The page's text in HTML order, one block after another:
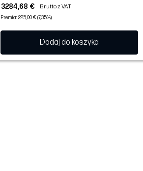
3284,68 € Brutto z VAT
Premia: 225,00 € (7,35%)
Dodaj do koszyka